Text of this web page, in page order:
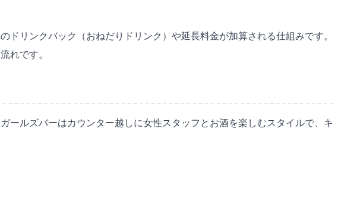
リンクバック（おねだりドリンク）や延長料金が加算される仕組みです。
れです。
ールズバーはカウンター越しに女性スタッフとお酒を楽しむスタイルで、キ